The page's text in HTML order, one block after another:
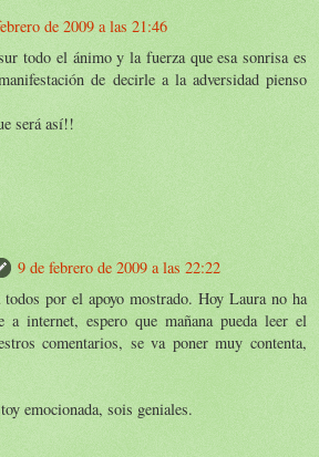
de 2009 a las 21:46
todo el ánimo y la fuerza que esa sonrisa es
de decirle a la adversidad pienso
será así!!
9 de febrero de 2009 a las 22:22
todos por el apoyo mostrado. Hoy Laura no ha
a internet, espero que mañana pueda leer el
comentarios, se va poner muy contenta,
emocionada, sois geniales.